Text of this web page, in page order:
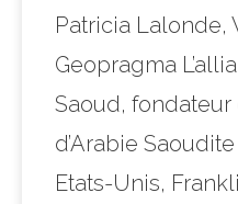
Patricia
Geopragma
Saoud,
d’Arabie
Etats-Unis,